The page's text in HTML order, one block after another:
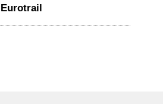
Eurotrail